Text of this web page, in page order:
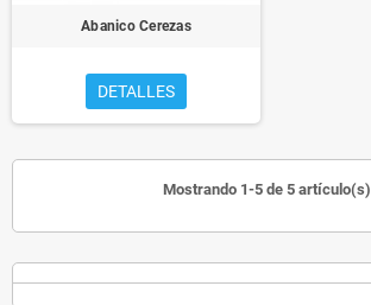
Abanico Cerezas
DETALLES
Mostrando 1-5 de 5 artículo(s)